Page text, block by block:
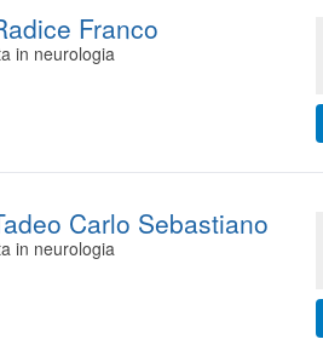
Franco
in neurologia
Carlo Sebastiano
in neurologia